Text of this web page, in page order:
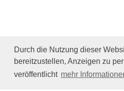
Durch die Nutzung dieser
bereitzustellen, Anzeigen zu
veröffentlicht mehr
Impressum/DatenschutzTierhilfe